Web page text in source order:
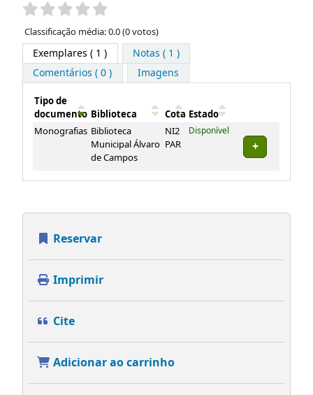
Pontuação
Classificação média: 0.0 (0 votos)
Exemplares ( 1 )
Notas ( 1 )
Comentários ( 0 )
Imagens
Exemplares
Tipo de
documento Biblioteca Cota Estado
Monografias Biblioteca
Municipal Álvaro
de Campos
NI2
PAR
Disponível
Reservar
Imprimir
Cite
Adicionar ao carrinho